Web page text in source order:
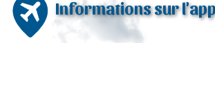
Informations sur